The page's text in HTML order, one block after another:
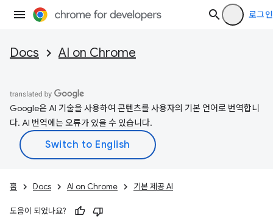
로그인
Docs AI on Chrome
Google은 AI 기술을 사용하여 콘텐츠를 사용자의 기본 언어로 번역합니
다. AI 번역에는 오류가 있을 수 있습니다.
홈 Docs AI on Chrome 기본 제공 AI
도움이 되었나요?